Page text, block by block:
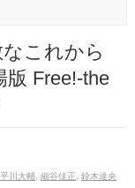
これから
Free!-the
,平川大輔 ,細谷佳正 ,鈴木達央